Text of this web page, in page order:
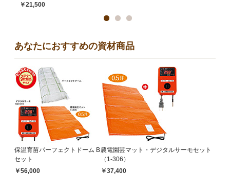
￥21,500
あなたにおすすめの資材商品
保温育苗パーフェクトドーム B
セット
￥56,000
農電園芸マット・デジタルサーモセット
（1-306）
￥37,400